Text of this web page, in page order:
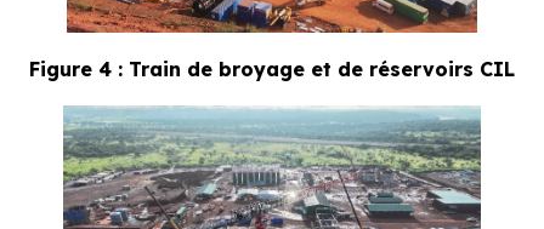
Figure 4 : Train de broyage et de réservoirs CIL